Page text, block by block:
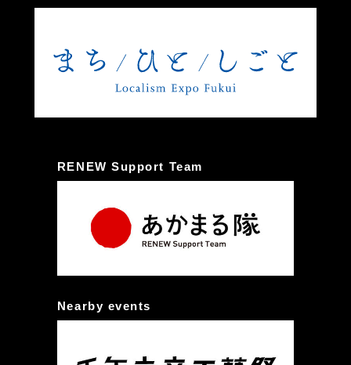
RENEW Support Team
Nearby events